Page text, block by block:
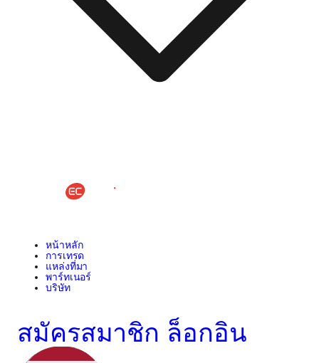
หน้าหลัก
การเทรด
แหล่งที่มา
พาร์ทเนอร์
บริษัท
สมัครสมาชิก ล็อกอิน